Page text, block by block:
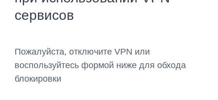
сервисов
Пожалуйста, отключите VPN или
воспользуйтесь формой ниже для обхода
блокировки